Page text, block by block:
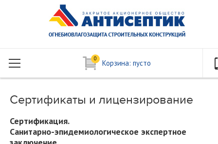
0 Корзина: пусто
Сертификаты и лицензирование
Сертификация.
Санитарно-эпидемиологическое экспертное